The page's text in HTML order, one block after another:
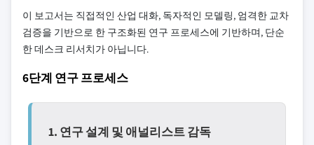
이 보고서는 직접적인 산업 대화, 독자적인 모델링, 엄격한 교차
검증을 기반으로 한 구조화된 연구 프로세스에 기반하며, 단순
한 데스크 리서치가 아닙니다.
6단계 연구 프로세스
1. 연구 설계 및 애널리스트 감독